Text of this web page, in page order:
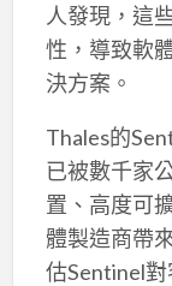
人發現，這
性，導致軟
決方案。
Thales的
已被數千家
置、高度可
體製造商帶
估Sentinel